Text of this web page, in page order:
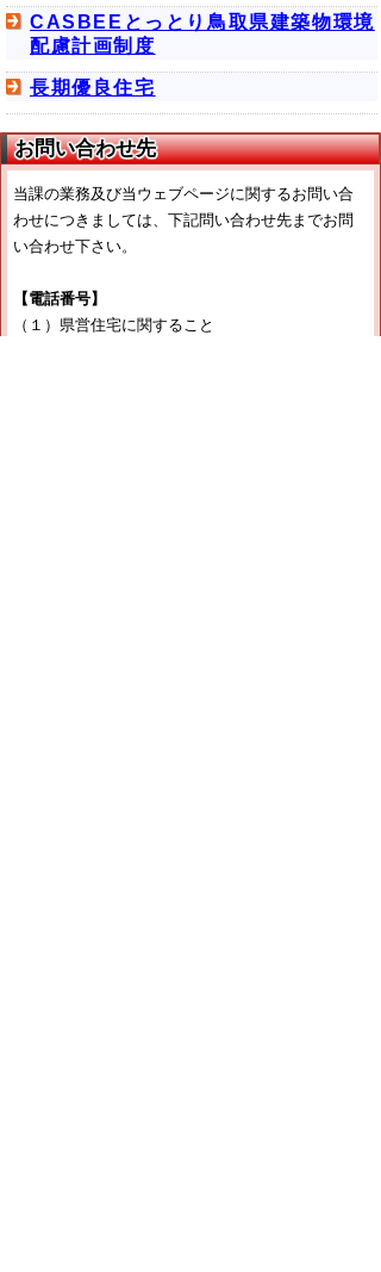
CASBEEとっとり鳥取県建築物環境
配慮計画制度
長期優良住宅
お問い合わせ先
当課の業務及び当ウェブページに関するお問い合
わせにつきましては、下記問い合わせ先までお問
い合わせ下さい。
【電話番号】
（１）県営住宅に関すること